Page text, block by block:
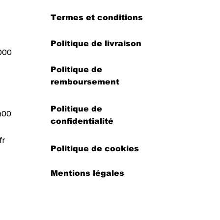
Termes et conditions
Politique de livraison
Politique de
remboursement
Politique de
confidentialité
Politique de cookies
Mentions légales